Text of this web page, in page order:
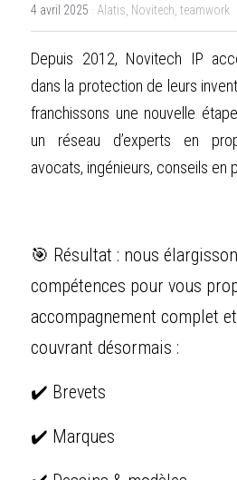
4 avril 2025 · Alatis, Novitech, teamwork
Depuis 2012, Novitech IP
dans la protection de leurs
franchissons une nouvelle
un réseau d’experts en
avocats, ingénieurs, conseils en
🎯 Résultat : nous
compétences pour vous
accompagnement complet
couvrant désormais :
✔️ Brevets
✔️ Marques